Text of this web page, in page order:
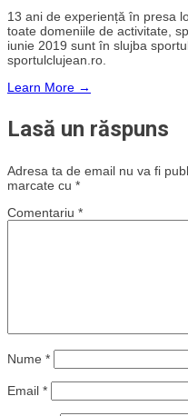
13 ani de experiență în presa
toate domeniile de activitate,
iunie 2019 sunt în slujba
sportulclujean.ro.
Learn More →
Lasă un răspuns
Adresa ta de email nu va fi
marcate cu *
Comentariu *
Nume *
Email *